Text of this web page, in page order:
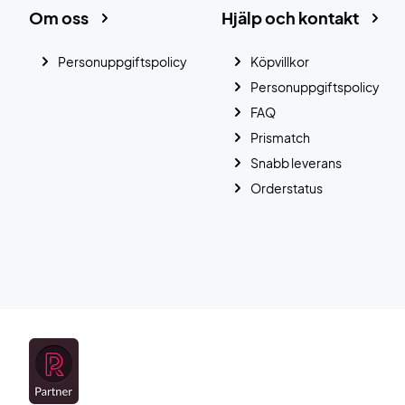
Hjälp och kontakt
Köpvillkor
Personuppgiftspolicy
FAQ
Prismatch
Snabb leverans
Orderstatus
Om oss
Personuppgiftspolicy